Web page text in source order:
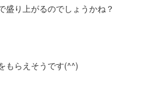
盛り上がるのでしょうかね？
もらえそうです(^^)